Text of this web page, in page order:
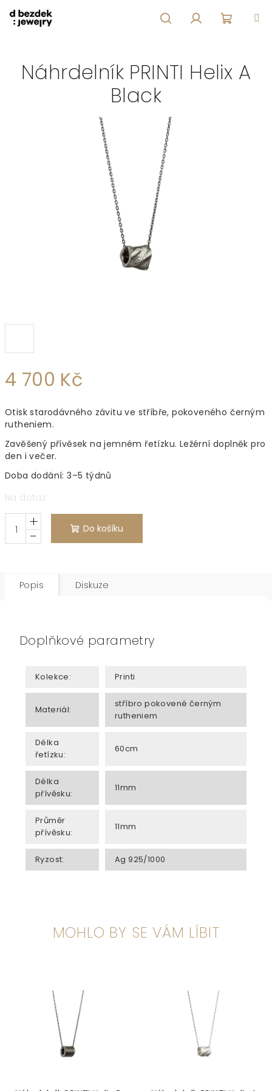
na
obsah
košík
4 700 Kč
cena:
Otisk starodávného závitu ve stříbře, pokoveného černým
rutheniem.
Zavěšený přívěsek na jemném řetízku. Ležérní doplněk pro
den i večer.
Doba dodání: 3–5 týdnů
Na dotaz
+
− Do košíku
Náhrdelník PRINTI Helix A
Black
Popis Diskuze
Doplňkové parametry
Kolekce: Printi
Materiál:
stříbro pokovené černým
rutheniem
Délka
řetízku:
60cm
Délka
přívěsku:
11mm
Průměr
přívěsku:
11mm
Ryzost: Ag 925/1000
MOHLO BY SE VÁM LÍBIT